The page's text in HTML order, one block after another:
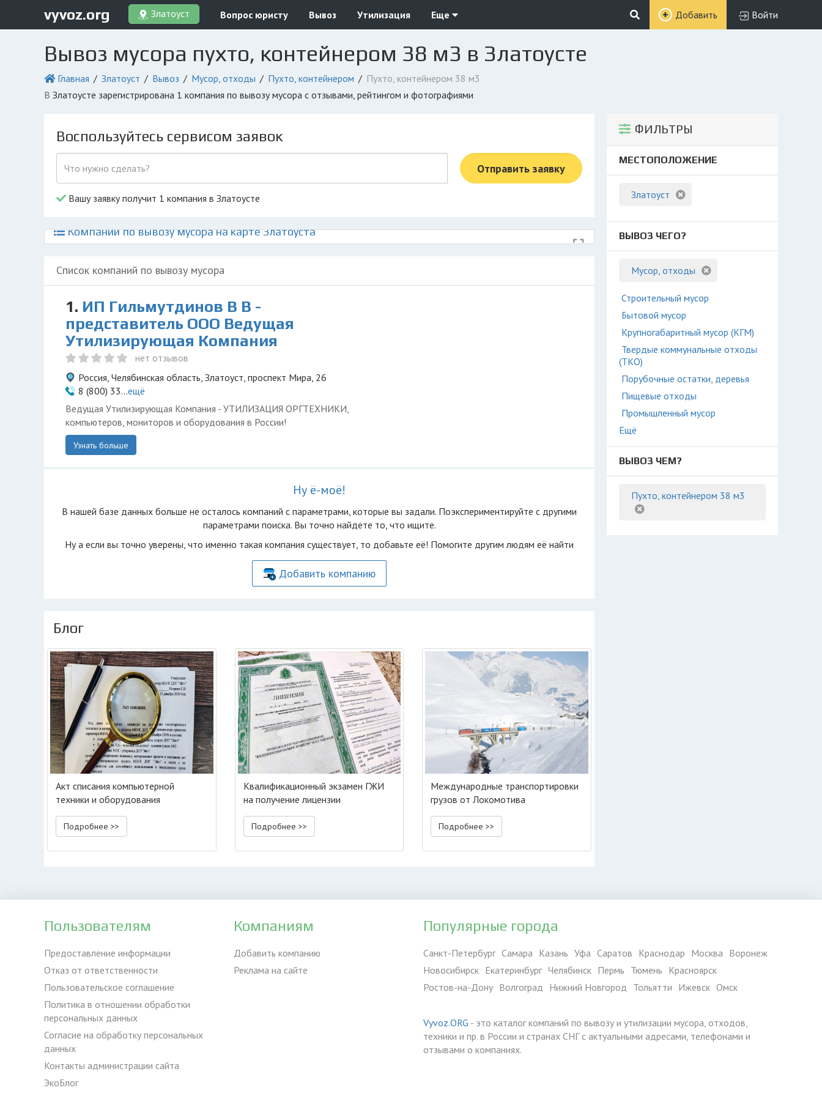
vyvoz.org Златоуст Вопрос юристу Вывоз Утилизация Еще Добавить Войти
Вывоз мусора пухто, контейнером 38 м3 в Златоусте
Главная Златоуст Вывоз Мусор, отходы Пухто, контейнером
Пухто, контейнером 38 м3
в Златоусте зарегистрирована 1 компания по вывозу мусора с отзывами, рейтингом и фотографиями
ФИЛЬТРЫ
МЕСТОПОЛОЖЕНИЕ
Златоуст
ВЫВОЗ ЧЕГО?
Мусор, отходы
Строительный мусор
Бытовой мусор
Крупногабаритный мусор (КГМ)
Твердые коммунальные отходы
(ТКО)
Порубочные остатки, деревья
Пищевые отходы
Промышленный мусор
Ещё
ВЫВОЗ ЧЕМ?
Пухто, контейнером 38 м3
Воспользуйтесь сервисом заявок
Отправить заявку
Вашу заявку получит 1 компания в Златоусте
Компании по вывозу мусора на карте Златоуста
Список компаний по вывозу мусора
1. ИП Гильмутдинов В В -
представитель ООО Ведущая
Утилизирующая Компания
нет отзывов
Россия, Челябинская область, Златоуст, проспект Мира, 26
8 (800) 33...ещё
Ведущая Утилизирующая Компания - УТИЛИЗАЦИЯ ОРГТЕХНИКИ,
компьютеров, мониторов и оборудования в России!
Узнать больше
Ну ё-моё!
В нашей базе данных больше не осталоcь компаний с параметрами, которые вы задали. Поэкспериментируйте с другими
параметрами поиска. Вы точно найдете то, что ищите.
Ну а если вы точно уверены, что именно такая компания существует, то добавьте её! Помогите другим людям её найти
Добавить компанию
Блог
Акт списания компьютерной
техники и оборудования
Подробнее >>
Квалификационный экзамен ГЖИ
на получение лицензии
Подробнее >>
Международные транспортировки
грузов от Локомотива
Подробнее >>
Пользователям
Предоставление информации
Отказ от ответственности
Пользовательское соглашение
Политика в отношении обработки
персональных данных
Согласие на обработку персональных
данных
Контакты администрации сайта
ЭкоБлог
Компаниям
Добавить компанию
Реклама на сайте
Популярные города
Санкт-Петербург Самара Казань Уфа Саратов Краснодар Москва Воронеж
Новосибирск Екатеринбург Челябинск Пермь Тюмень Красноярск
Ростов-на-Дону Волгоград Нижний Новгород Тольятти Ижевск Омск
Vyvoz.ORG - это каталог компаний по вывозу и утилизации мусора, отходов,
техники и пр. в России и странах СНГ с актуальными адресами, телефонами и
отзывами о компаниях.